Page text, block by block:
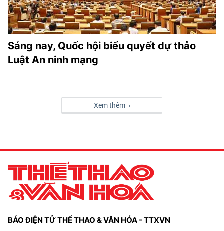
Sáng nay, Quốc hội biểu quyết dự thảo
Luật An ninh mạng
Xem thêm ›
BÁO ĐIỆN TỬ THỂ THAO & VĂN HÓA - TTXVN